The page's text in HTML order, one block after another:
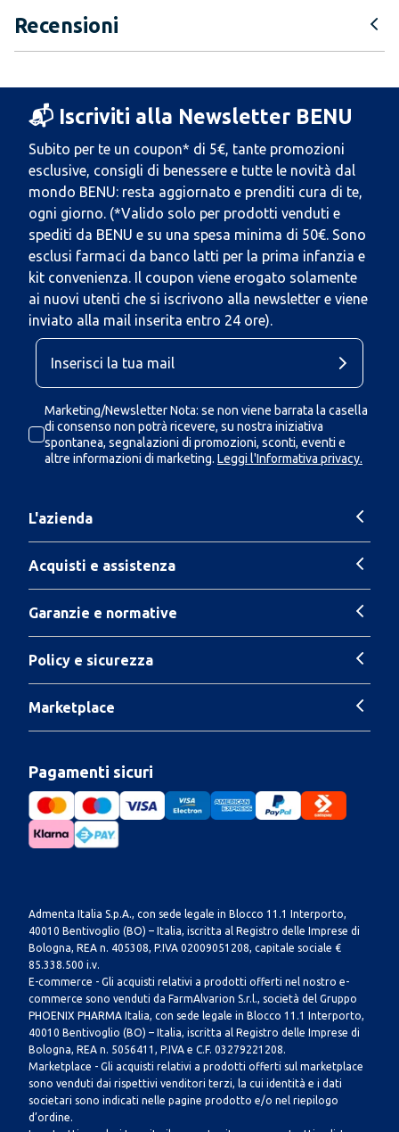
Recensioni
📬 Iscriviti alla Newsletter BENU
Subito per te un coupon* di 5€, tante promozioni
esclusive, consigli di benessere e tutte le novità dal
mondo BENU: resta aggiornato e prenditi cura di te,
ogni giorno. (*Valido solo per prodotti venduti e
spediti da BENU e su una spesa minima di 50€. Sono
esclusi farmaci da banco latti per la prima infanzia e
kit convenienza. Il coupon viene erogato solamente
ai nuovi utenti che si iscrivono alla newsletter e viene
inviato alla mail inserita entro 24 ore).
Marketing/Newsletter Nota: se non viene barrata la casella
di consenso non potrà ricevere, su nostra iniziativa
spontanea, segnalazioni di promozioni, sconti, eventi e
altre informazioni di marketing. Leggi l'Informativa privacy.
L'azienda
Acquisti e assistenza
Garanzie e normative
Policy e sicurezza
Marketplace
Pagamenti sicuri
Admenta Italia S.p.A., con sede legale in Blocco 11.1 Interporto,
40010 Bentivoglio (BO) – Italia, iscritta al Registro delle Imprese di
Bologna, REA n. 405308, P.IVA 02009051208, capitale sociale €
85.338.500 i.v.
E-commerce - Gli acquisti relativi a prodotti offerti nel nostro e-
commerce sono venduti da FarmAlvarion S.r.l., società del Gruppo
PHOENIX PHARMA Italia, con sede legale in Blocco 11.1 Interporto,
40010 Bentivoglio (BO) – Italia, iscritta al Registro delle Imprese di
Bologna, REA n. 5056411, P.IVA e C.F. 03279221208.
Marketplace - Gli acquisti relativi a prodotti offerti sul marketplace
sono venduti dai rispettivi venditori terzi, la cui identità e i dati
societari sono indicati nelle pagine prodotto e/o nel riepilogo
d’ordine.